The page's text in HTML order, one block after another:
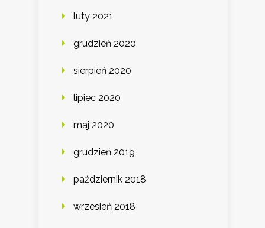
luty 2021
grudzień 2020
sierpień 2020
lipiec 2020
maj 2020
grudzień 2019
październik 2018
wrzesień 2018